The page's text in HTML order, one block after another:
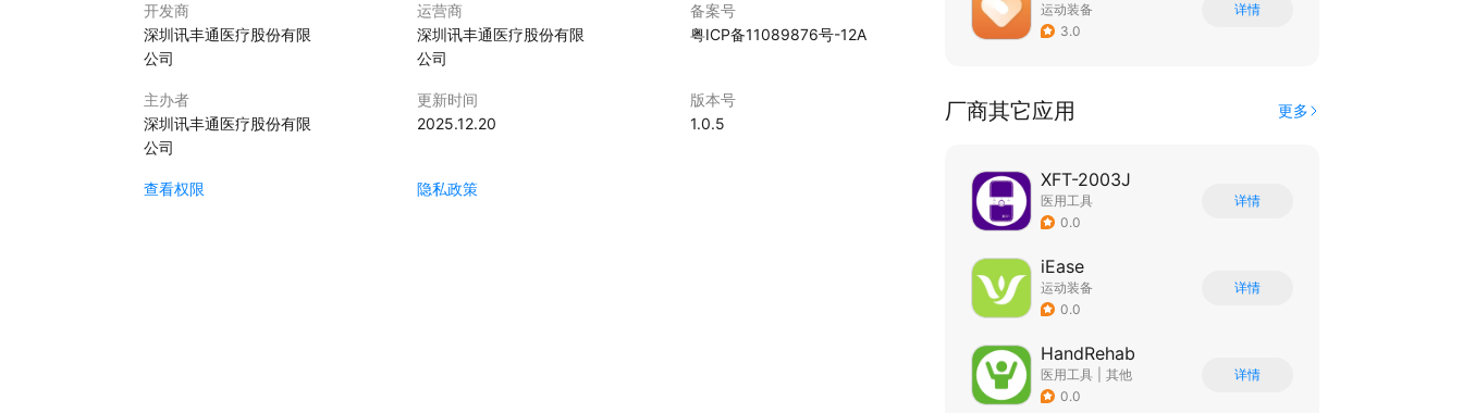
开发商
深圳讯丰通医疗股份有限
公司
运营商
深圳讯丰通医疗股份有限
公司
备案号
粤ICP备11089876号-12A
主办者
深圳讯丰通医疗股份有限
公司
更新时间
2025.12.20
版本号
1.0.5
查看权限 隐私政策
运动装备
3.0
详情
厂商其它应用 更多
XFT-2003J
医用工具
0.0
详情
iEase
运动装备
0.0
详情
HandRehab
医用工具
其他
0.0
详情